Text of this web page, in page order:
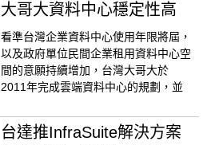
大哥大資料中心穩定性高
看準台灣企業資料中心使用年限將屆，
以及政府單位民間企業租用資料中心空
間的意願持續增加，台灣大哥大於
2011年完成雲端資料中心的規劃，並
台達推InfraSuite解決方案